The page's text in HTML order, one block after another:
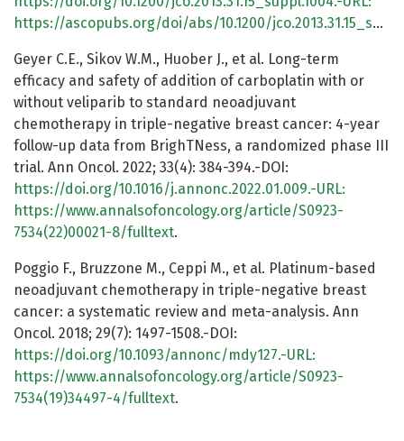
https://ascopubs.org/doi/abs/10.1200/jco.2013.31.15_suppl.1004
Geyer C.E., Sikov W.M., Huober J., et al. Long-term
efficacy and safety of addition of carboplatin with or
without veliparib to standard neoadjuvant
chemotherapy in triple-negative breast cancer: 4-year
follow-up data from BrighTNess, a randomized phase III
trial. Ann Oncol. 2022; 33(4): 384-394.-DOI:
https://doi.org/10.1016/j.annonc.2022.01.009.-URL:
https://www.annalsofoncology.org/article/S0923-
7534(22)00021-8/fulltext.
Poggio F., Bruzzone M., Ceppi M., et al. Platinum-based
neoadjuvant chemotherapy in triple-negative breast
cancer: a systematic review and meta-analysis. Ann
Oncol. 2018; 29(7): 1497-1508.-DOI:
https://doi.org/10.1093/annonc/mdy127.-URL:
https://www.annalsofoncology.org/article/S0923-
7534(19)34497-4/fulltext.